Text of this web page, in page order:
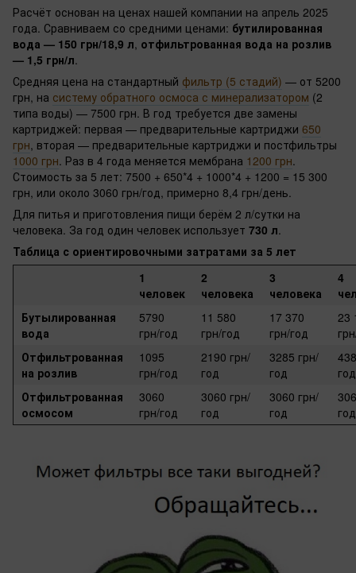
Расчёт основан на ценах нашей компании на апрель 2025
года. Сравниваем со средними ценами: бутилированная
вода — 150 грн/18,9 л, отфильтрованная вода на розлив
— 1,5 грн/л.
Средняя цена на стандартный фильтр (5 стадий) — от 5200
грн, на систему обратного осмоса с минерализатором (2
типа воды) — 7500 грн. В год требуется две замены
картриджей: первая — предварительные картриджи 650
грн, вторая — предварительные картриджи и постфильтры
1000 грн. Раз в 4 года меняется мембрана 1200 грн.
Стоимость за 5 лет: 7500 + 650*4 + 1000*4 + 1200 = 15 300
грн, или около 3060 грн/год, примерно 8,4 грн/день.
Для питья и приготовления пищи берём 2 л/сутки на
человека. За год один человек использует 730 л.
Таблица с ориентировочными затратами за 5 лет
1
человек
2
человека
3
человека
4
Бутылированная
вода
5790
грн/год
11 580
грн/год
17 370
грн/год
23
Отфильтрованная
на розлив
1095
грн/год
2190 грн/
год
3285 грн/
год
год
Отфильтрованная
осмосом
3060
грн/год
3060 грн/
год
3060 грн/
год
год